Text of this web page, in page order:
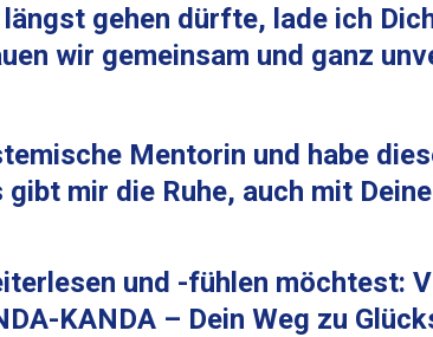
gehen dürfte, lade ich
wir gemeinsam und ganz
Mentorin und habe
mir die Ruhe, auch mit
und -fühlen möchtest:
KANDA – Dein Weg zu